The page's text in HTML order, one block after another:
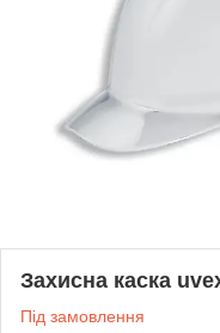
Захисна каска
Під замовлення